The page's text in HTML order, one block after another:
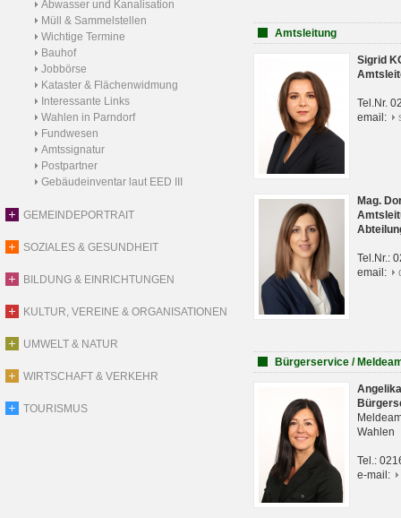
Abwasser und Kanalisation
Müll & Sammelstellen
Wichtige Termine
Bauhof
Jobbörse
Kataster & Flächenwidmung
Interessante Links
Wahlen in Parndorf
Fundwesen
Amtssignatur
Postpartner
Gebäudeinventar laut EED III
GEMEINDEPORTRAIT
SOZIALES & GESUNDHEIT
BILDUNG & EINRICHTUNGEN
KULTUR, VEREINE & ORGANISATIONEN
UMWELT & NATUR
WIRTSCHAFT & VERKEHR
TOURISMUS
Amtsleitung
Sigrid
Tel.Nr.
email:
Mag.
Tel.Nr.:
email:
Bürgerservice /
Wahlen
Tel.:
e-mail: